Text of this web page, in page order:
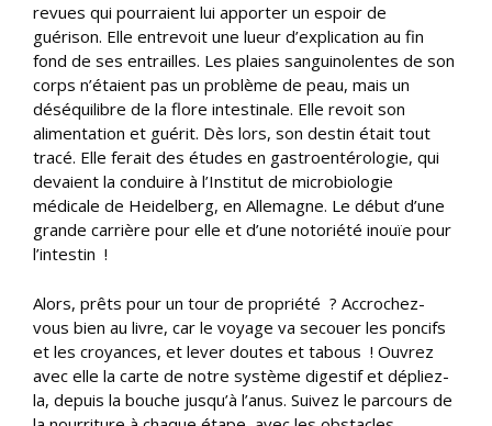
revues qui pourraient lui apporter un espoir de
guérison. Elle entrevoit une lueur d’explication au fin
fond de ses entrailles. Les plaies sanguinolentes de son
corps n’étaient pas un problème de peau, mais un
déséquilibre de la flore intestinale. Elle revoit son
alimentation et guérit. Dès lors, son destin était tout
tracé. Elle ferait des études en gastroentérologie, qui
devaient la conduire à l’Institut de microbiologie
médicale de Heidelberg, en Allemagne. Le début d’une
grande carrière pour elle et d’une notoriété inouïe pour
l’intestin !
Alors, prêts pour un tour de propriété ? Accrochez-
vous bien au livre, car le voyage va secouer les poncifs
et les croyances, et lever doutes et tabous ! Ouvrez
avec elle la carte de notre système digestif et dépliez-
la, depuis la bouche jusqu’à l’anus. Suivez le parcours de